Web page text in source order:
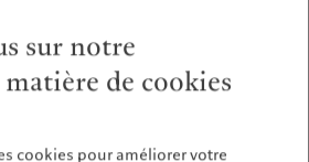
en tant que société
essentiellement aux
détenons dans nos
sur notre
de cookies
cookies pour améliorer votre